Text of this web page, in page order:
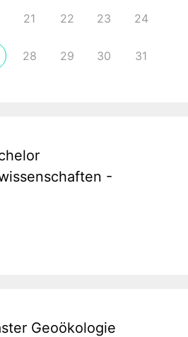
21 22 23 24
28 29 30 31
-
Geoökologie